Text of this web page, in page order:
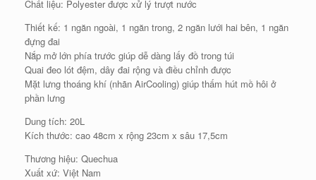
Chất liệu: Polyester được xử lý trượt nước
Thiết kế: 1 ngăn ngoài, 1 ngăn trong, 2 ngăn lưới hai bên, 1 ngăn
đựng đai
Nắp mở lớn phía trước giúp dễ dàng lấy đồ trong túi
Quai đeo lót đệm, dây đai rộng và điều chỉnh được
Mặt lưng thoáng khí (nhãn AirCooling) giúp thấm hút mồ hôi ở
phần lưng
Dung tích: 20L
Kích thước: cao 48cm x rộng 23cm x sâu 17,5cm
Thương hiệu: Quechua
Xuất xứ: Việt Nam